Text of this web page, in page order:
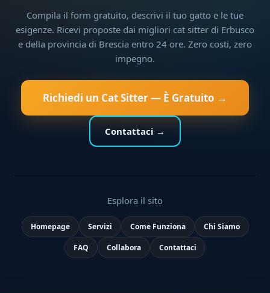
Compila il form gratuito, descrivi il tuo gatto e le tue
esigenze. Ricevi proposte dai migliori cat sitter di Erbusco
e della provincia di Brescia entro 24 ore. Zero costi, zero
impegno.
Richiedi un Cat Sitter — È Gratuito →
Contattaci →
Esplora il sito
Homepage Servizi Come Funziona Chi Siamo
FAQ Collabora Contattaci